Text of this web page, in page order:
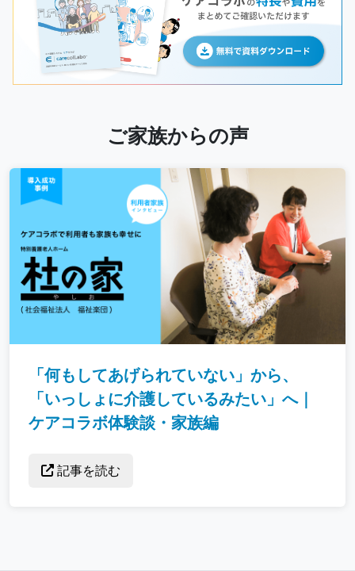
ご家族からの声
「何もしてあげられていない」から、
「いっしょに介護しているみたい」へ｜
ケアコラボ体験談・家族編
記事を読む